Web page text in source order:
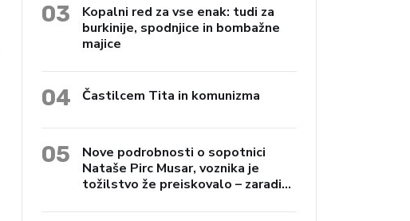
03
Kopalni red za vse enak: tudi za
burkinije, spodnjice in bombažne
majice
04 Častilcem Tita in komunizma
05
Nove podrobnosti o sopotnici
Nataše Pirc Musar, voznika je
tožilstvo že preiskovalo – zaradi